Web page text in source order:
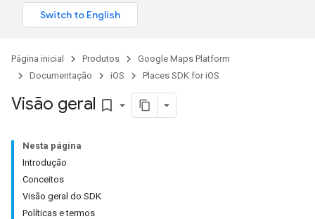
Página inicial Produtos
Google Maps Platform
Documentação
iOS Places SDK for iOS
Visão geral bookmark_border
Nesta página
Introdução
Conceitos
Visão geral do SDK
Políticas e termos